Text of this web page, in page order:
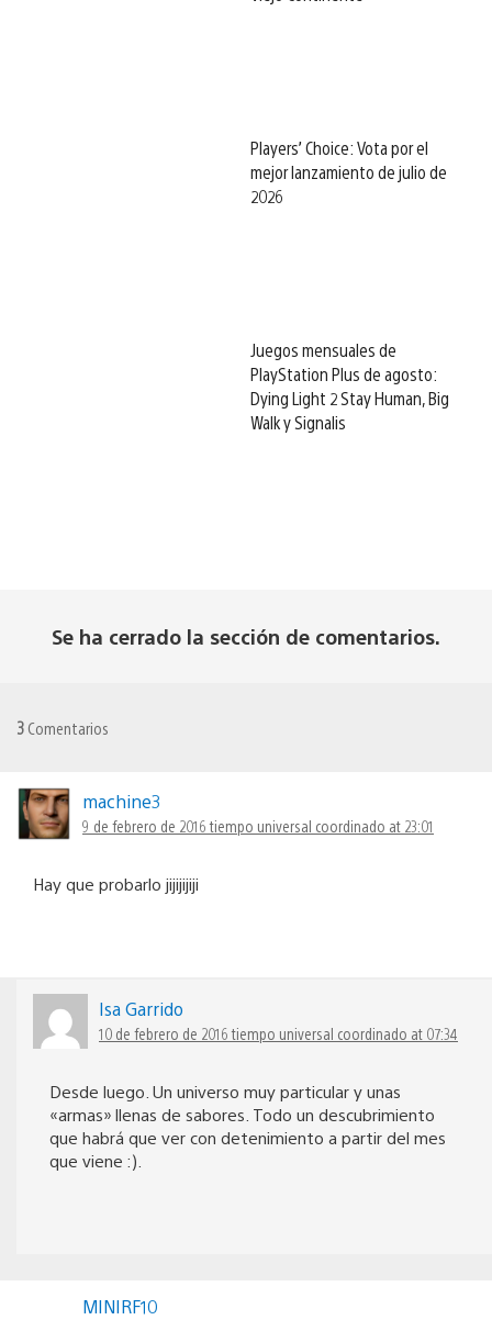
Players’ Choice: Vota por el
mejor lanzamiento de julio de
2026
Juegos mensuales de
PlayStation Plus de agosto:
Dying Light 2 Stay Human, Big
Walk y Signalis
Se ha cerrado la sección de comentarios.
3 Comentarios
machine3
9 de febrero de 2016 tiempo universal coordinado at 23:01
Hay que probarlo jijijijiji
Isa Garrido
10 de febrero de 2016 tiempo universal coordinado at 07:34
Desde luego. Un universo muy particular y unas
«armas» llenas de sabores. Todo un descubrimiento
que habrá que ver con detenimiento a partir del mes
que viene :).
MINIRF10